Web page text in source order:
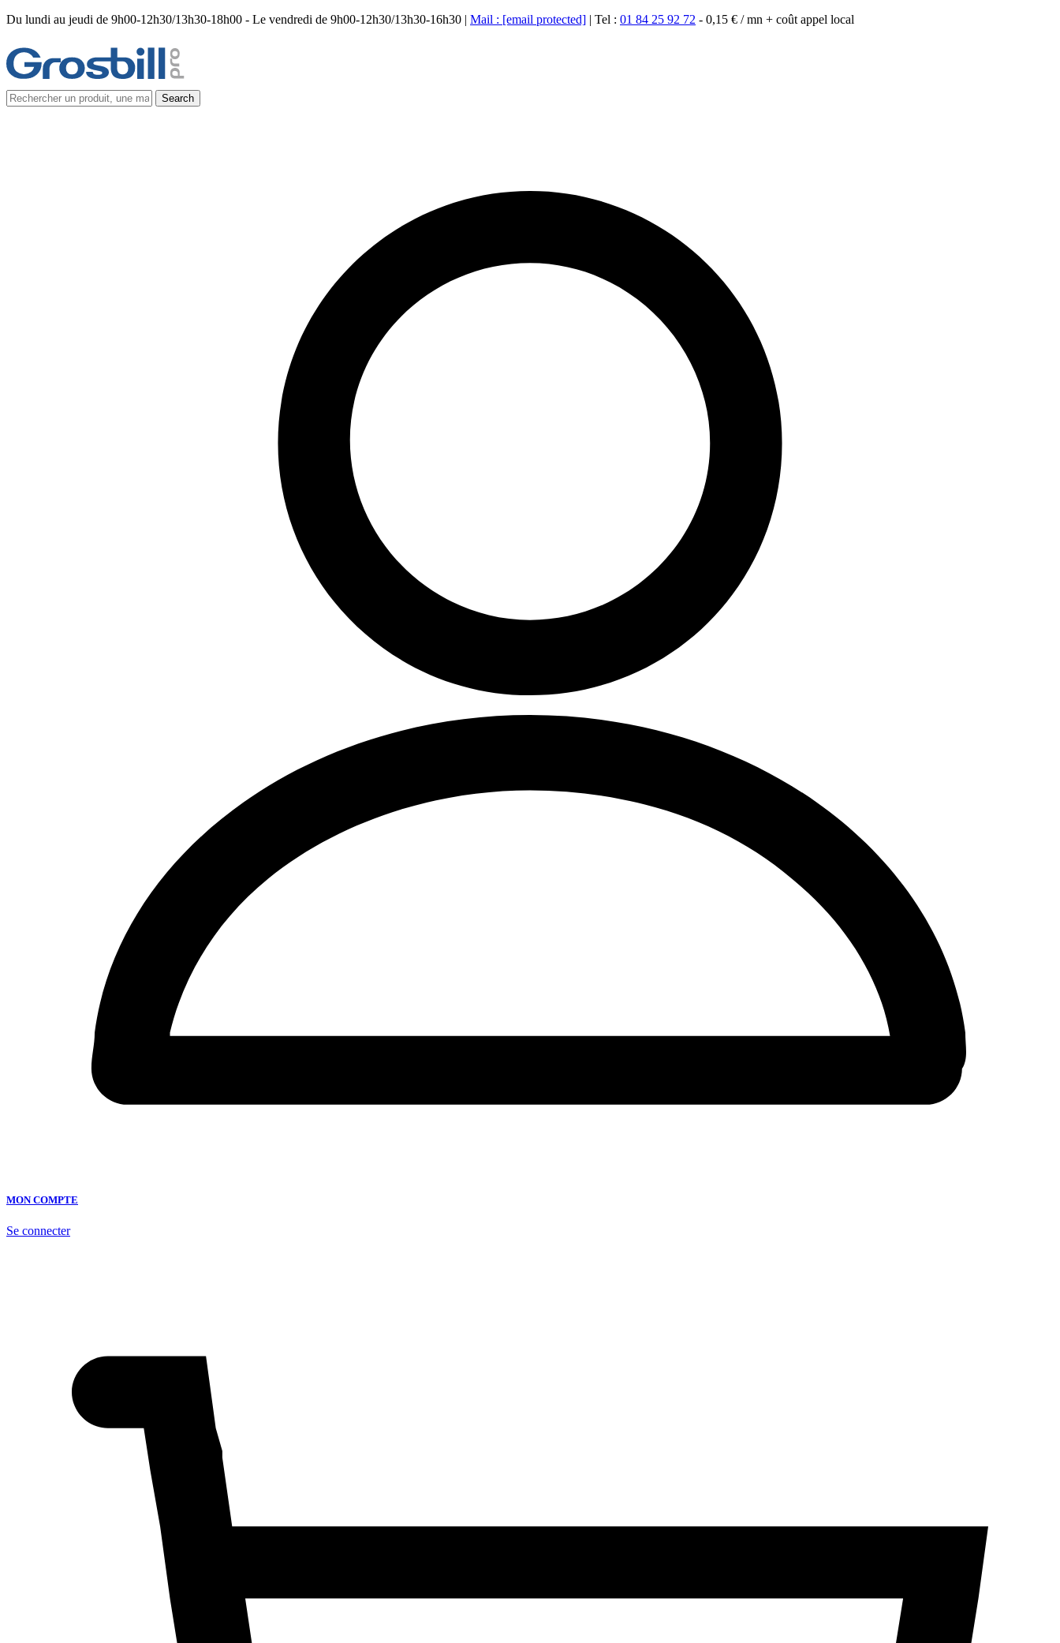
Du lundi au jeudi de 9h00-12h30/13h30-18h00 - Le vendredi de 9h00-12h30/13h30-16h30 | Mail : [email protected] | Tel : 01 84 25 92 72 - 0,15 € / mn + coût appel local
MON COMPTE
Se connecter